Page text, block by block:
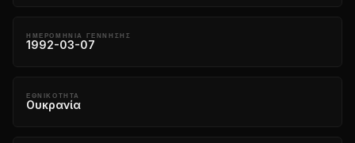
ΗΜΕΡΟΜΗΝΊΑ ΓΈΝΝΗΣΗΣ
1992-03-07
ΕΘΝΙΚΌΤΗΤΑ
Ουκρανία